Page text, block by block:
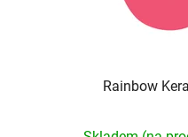
Rainbow